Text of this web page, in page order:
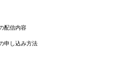
配信内容
申し込み方法